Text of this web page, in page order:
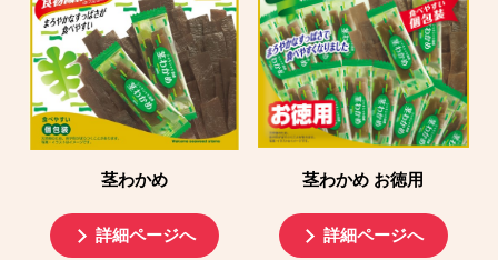
茎わかめ
詳細ページへ
茎わかめ お徳用
詳細ページへ